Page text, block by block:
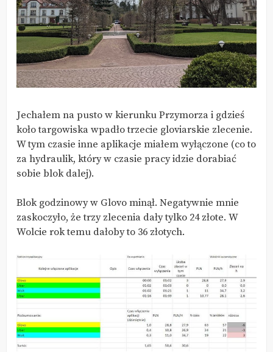
Jechałem na pusto w kierunku Przymorza i gdzieś
koło targowiska wpadło trzecie gloviarskie zlecenie.
W tym czasie inne aplikacje miałem wyłączone (co to
za hydraulik, który w czasie pracy idzie dorabiać
sobie blok dalej).
Blok godzinowy w Glovo minął. Negatywnie mnie
zaskoczyło, że trzy zlecenia dały tylko 24 złote. W
Wolcie rok temu dałoby to 36 złotych.